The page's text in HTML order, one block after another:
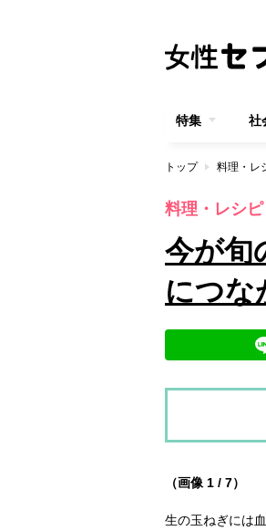
特集 社
トップ 料理・レ
料理・レシピ
今が旬
につな
（画像 1 / 7）
生の玉ねぎには